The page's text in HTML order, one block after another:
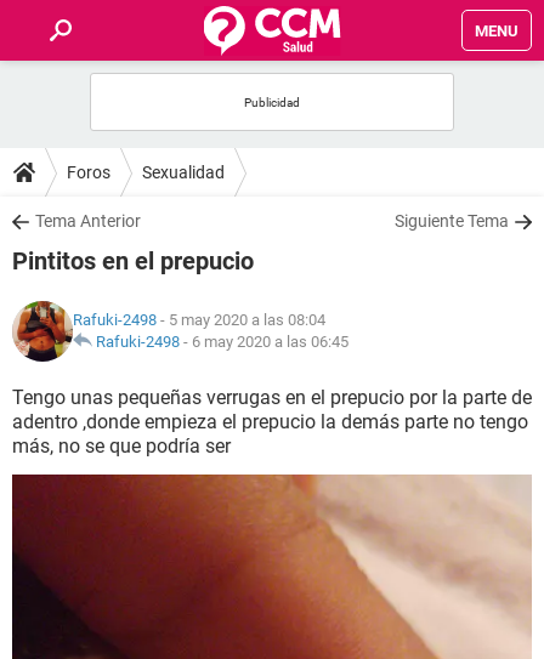
MENU
FOROS
SALUD
NUTRICIÓN
BIENESTAR
Foros Sexualidad
Tema Anterior Siguiente Tema
Pintitos en el prepucio
Rafuki-2498 - 5 may 2020 a las 08:04
Rafuki-2498 - 6 may 2020 a las 06:45
Tengo unas pequeñas verrugas en el prepucio por la parte de
adentro ,donde empieza el prepucio la demás parte no tengo
más, no se que podría ser